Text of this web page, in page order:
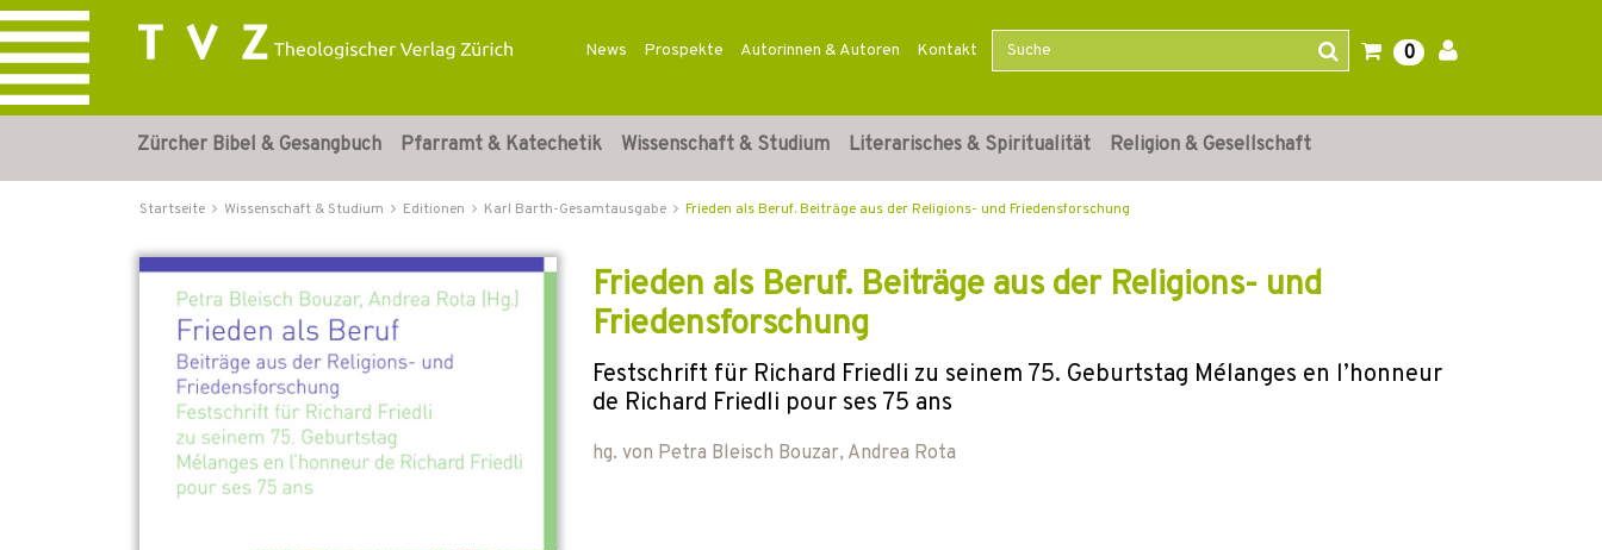
News Prospekte Autorinnen & Autoren Kontakt 0
Zürcher Bibel & Gesangbuch Pfarramt & Katechetik Wissenschaft & Studium Literarisches & Spiritualität Religion & Gesellschaft
Startseite Wissenschaft & Studium Editionen Karl Barth-Gesamtausgabe Frieden als Beruf. Beiträge aus der Religions- und Friedensforschung
Frieden als Beruf. Beiträge aus der Religions- und
Friedensforschung
Festschrift für Richard Friedli zu seinem 75. Geburtstag Mélanges en l’honneur
de Richard Friedli pour ses 75 ans
hg. von Petra Bleisch Bouzar, Andrea Rota